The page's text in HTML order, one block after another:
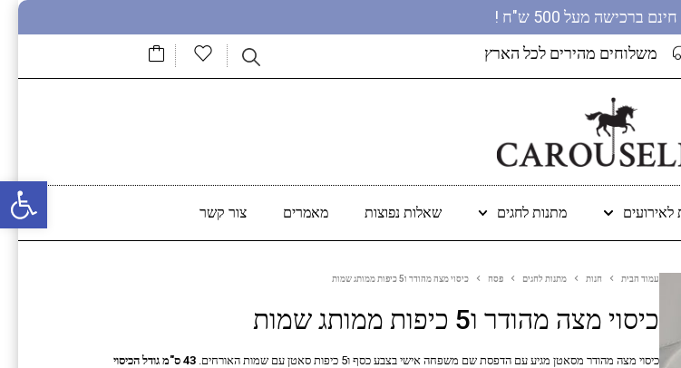
פתח סרגל נגישות
ברכישה מעל 500 ש"ח !
משלוחים מהירים לכל הארץ
לאירועים מתנות לחגים שאלות נפוצות מאמרים צור קשר
עמוד הבית חנות מתנות לחגים פסח כיסוי מצה מהודר ו5 כיפות ממותג שמות
כיסוי מצה מהודר ו5 כיפות ממותג שמות
כיסוי מצה מהודר מסאטן מגיע עם הדפסת שם משפחה אישי בצבע כסף ו5 כיפות סאטן עם שמות האורחים. 43 ס"מ גודל הכיסוי